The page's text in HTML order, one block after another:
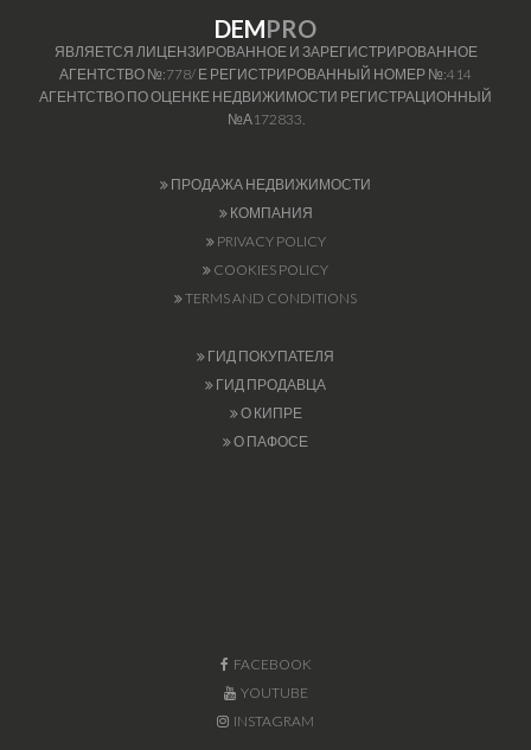
DEMPRO
ЯВЛЯЕТСЯ ЛИЦЕНЗИРОВАННОЕ И ЗАРЕГИСТРИРОВАННОЕ
АГЕНТСТВО №:778/ Е РЕГИСТРИРОВАННЫЙ НОМЕР №:414
АГЕНТСТВО ПО ОЦЕНКЕ НЕДВИЖИМОСТИ РЕГИСТРАЦИОННЫЙ
№А172833.
ПРОДАЖА НЕДВИЖИМОСТИ
КОМПАНИЯ
PRIVACY POLICY
COOKIES POLICY
TERMS AND CONDITIONS
ГИД ПОКУПАТЕЛЯ
ГИД ПРОДАВЦА
О КИПРЕ
О ПАФОСЕ
FACEBOOK
YOUTUBE
INSTAGRAM